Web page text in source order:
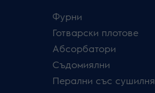
Фурни
Готварски плотове
Абсорбатори
Съдомиялни
Перални със сушилня